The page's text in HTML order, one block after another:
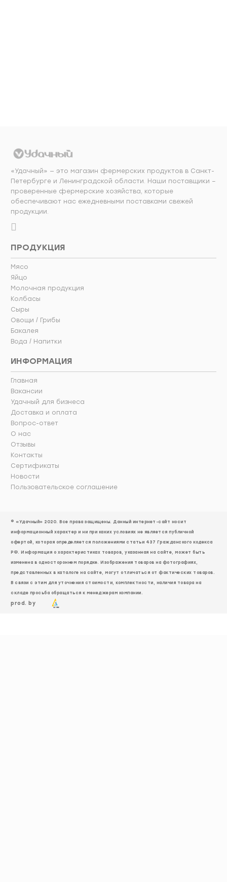
«Удачный» — это магазин фермерских продуктов в Санкт-
Петербурге и Ленинградской области. Наши поставщики –
проверенные фермерские хозяйства, которые
обеспечивают нас ежедневными поставками свежей
продукции.
ПРОДУКЦИЯ
Мясо
Яйцо
Молочная продукция
Колбасы
Сыры
Овощи / Грибы
Бакалея
Вода / Напитки
ИНФОРМАЦИЯ
Главная
Вакансии
Удачный для бизнеса
Доставка и оплата
Вопрос-ответ
О нас
Отзывы
Контакты
Сертификаты
Новости
Пользовательское соглашение
© «Удачный» 2020. Все права защищены. Данный интернет-сайт носит
информационный характер и ни при каких условиях не является публичной
офертой, которая определяется положениями статьи 437 Гражданского кодекса
РФ. Информация о характеристиках товаров, указанная на сайте, может быть
изменена в одностороннем порядке. Изображения товаров на фотографиях,
представленных в каталоге на сайте, могут отличаться от фактических товаров.
В связи с этим для уточнения стоимости, комплектности, наличия товара на
складе просьба обращаться к менеджерам компании.
prod. by